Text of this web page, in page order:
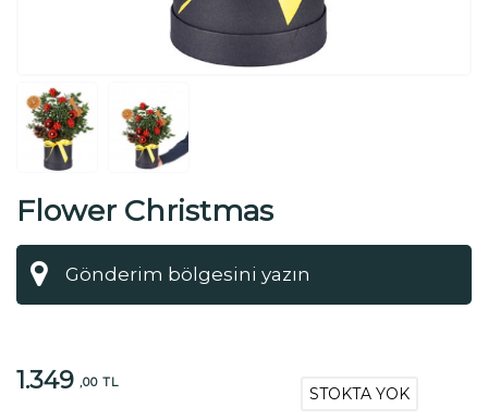
Flower Christmas
1.349 ,00 TL
STOKTA YOK